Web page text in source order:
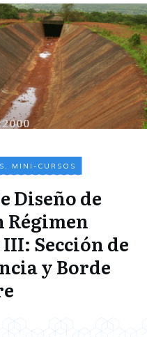
MINI-CURSOS
Diseño de
Régimen
Sección de
y Borde